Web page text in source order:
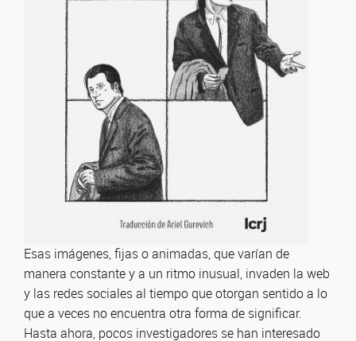
Esas imágenes, fijas o animadas, que varían de
manera constante y a un ritmo inusual, invaden la web
y las redes sociales al tiempo que otorgan sentido a lo
que a veces no encuentra otra forma de significar.
Hasta ahora, pocos investigadores se han interesado